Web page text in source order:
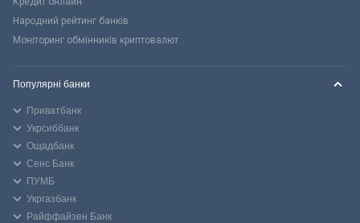
Народний рейтинг банків
Моніторинг обмінників криптовалют
Популярні банки
Приватбанк
Укрсиббанк
Ощадбанк
Сенс Банк
ПУМБ
Укргазбанк
Райффайзен Банк